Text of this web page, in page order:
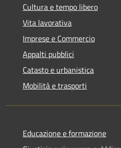
Cultura e tempo libero
Vita lavorativa
Imprese e Commercio
Appalti pubblici
Catasto e urbanistica
Mobilità e trasporti
Educazione e formazione